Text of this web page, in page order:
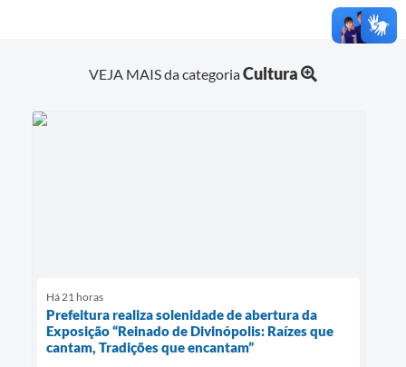
VEJA MAIS da categoriaCultura
Há 21 horas
Prefeitura realiza solenidade de abertura da
Exposição “Reinado de Divinópolis: Raízes que
cantam, Tradições que encantam”